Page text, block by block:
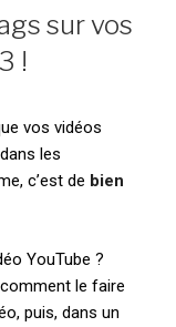
sur vos
!
vos vidéos
les
c’est de bien
YouTube ?
le faire
puis, dans un